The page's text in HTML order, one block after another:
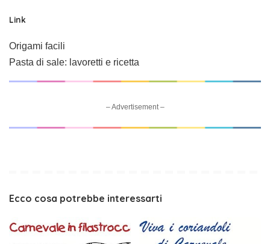
Link
Origami facili
Pasta di sale: lavoretti e ricetta
– Advertisement –
Ecco cosa potrebbe interessarti